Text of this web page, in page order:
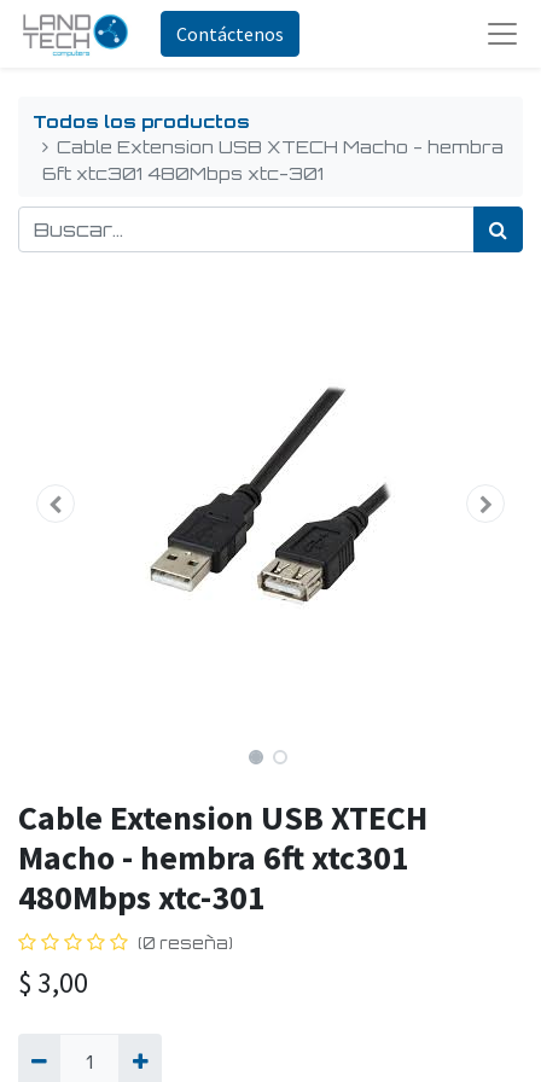
Contáctenos
Todos los productos
Cable Extension USB XTECH Macho - hembra
6ft xtc301 480Mbps xtc-301
Cable Extension USB XTECH
Macho - hembra 6ft xtc301
480Mbps xtc-301
(0 reseña)
$ 3,00